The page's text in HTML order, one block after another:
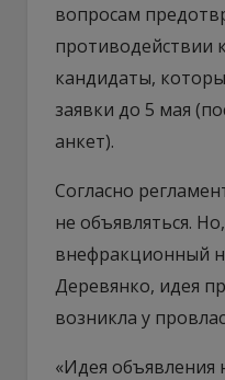
вопросам
противодействии
кандидаты,
заявки до 5 мая
анкет).
Согласно
не объявляться.
внефракционный
Деревянко, идея
возникла у
«Идея объявления